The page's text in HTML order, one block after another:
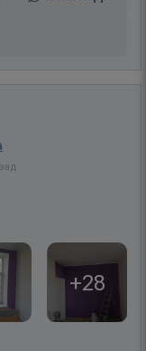
+28